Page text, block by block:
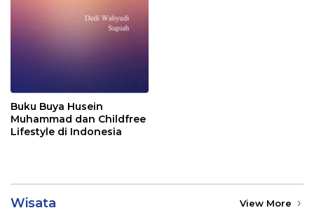
Buku Buya Husein
Muhammad dan Childfree
Lifestyle di Indonesia
Wisata View More